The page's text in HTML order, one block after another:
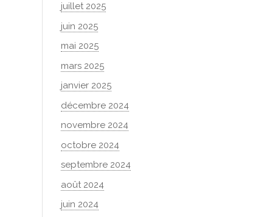
juillet 2025
juin 2025
mai 2025
mars 2025
janvier 2025
décembre 2024
novembre 2024
octobre 2024
septembre 2024
août 2024
juin 2024